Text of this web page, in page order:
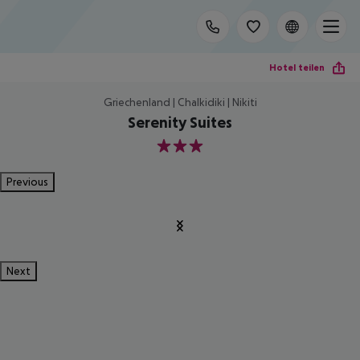
Hotel teilen
Griechenland | Chalkidiki | Nikiti
Serenity Suites
3
Previous
Next